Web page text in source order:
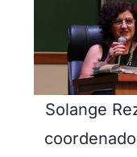
Solange